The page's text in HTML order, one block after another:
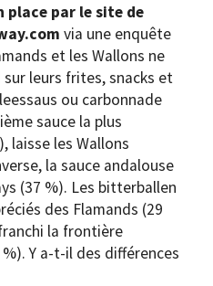
place par le site de
via une enquête
et les Wallons ne
leurs frites, snacks et
ou carbonnade
sauce la plus
laisse les Wallons
la sauce andalouse
(37 %). Les bitterballen
des Flamands (29
la frontière
Y a-t-il des différences